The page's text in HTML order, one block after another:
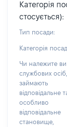
Категорія
стосується):
Тип посади:
Категорія
Чи належите
службових осіб,
займають
відповідальне
особливо
відповідальне
становище,